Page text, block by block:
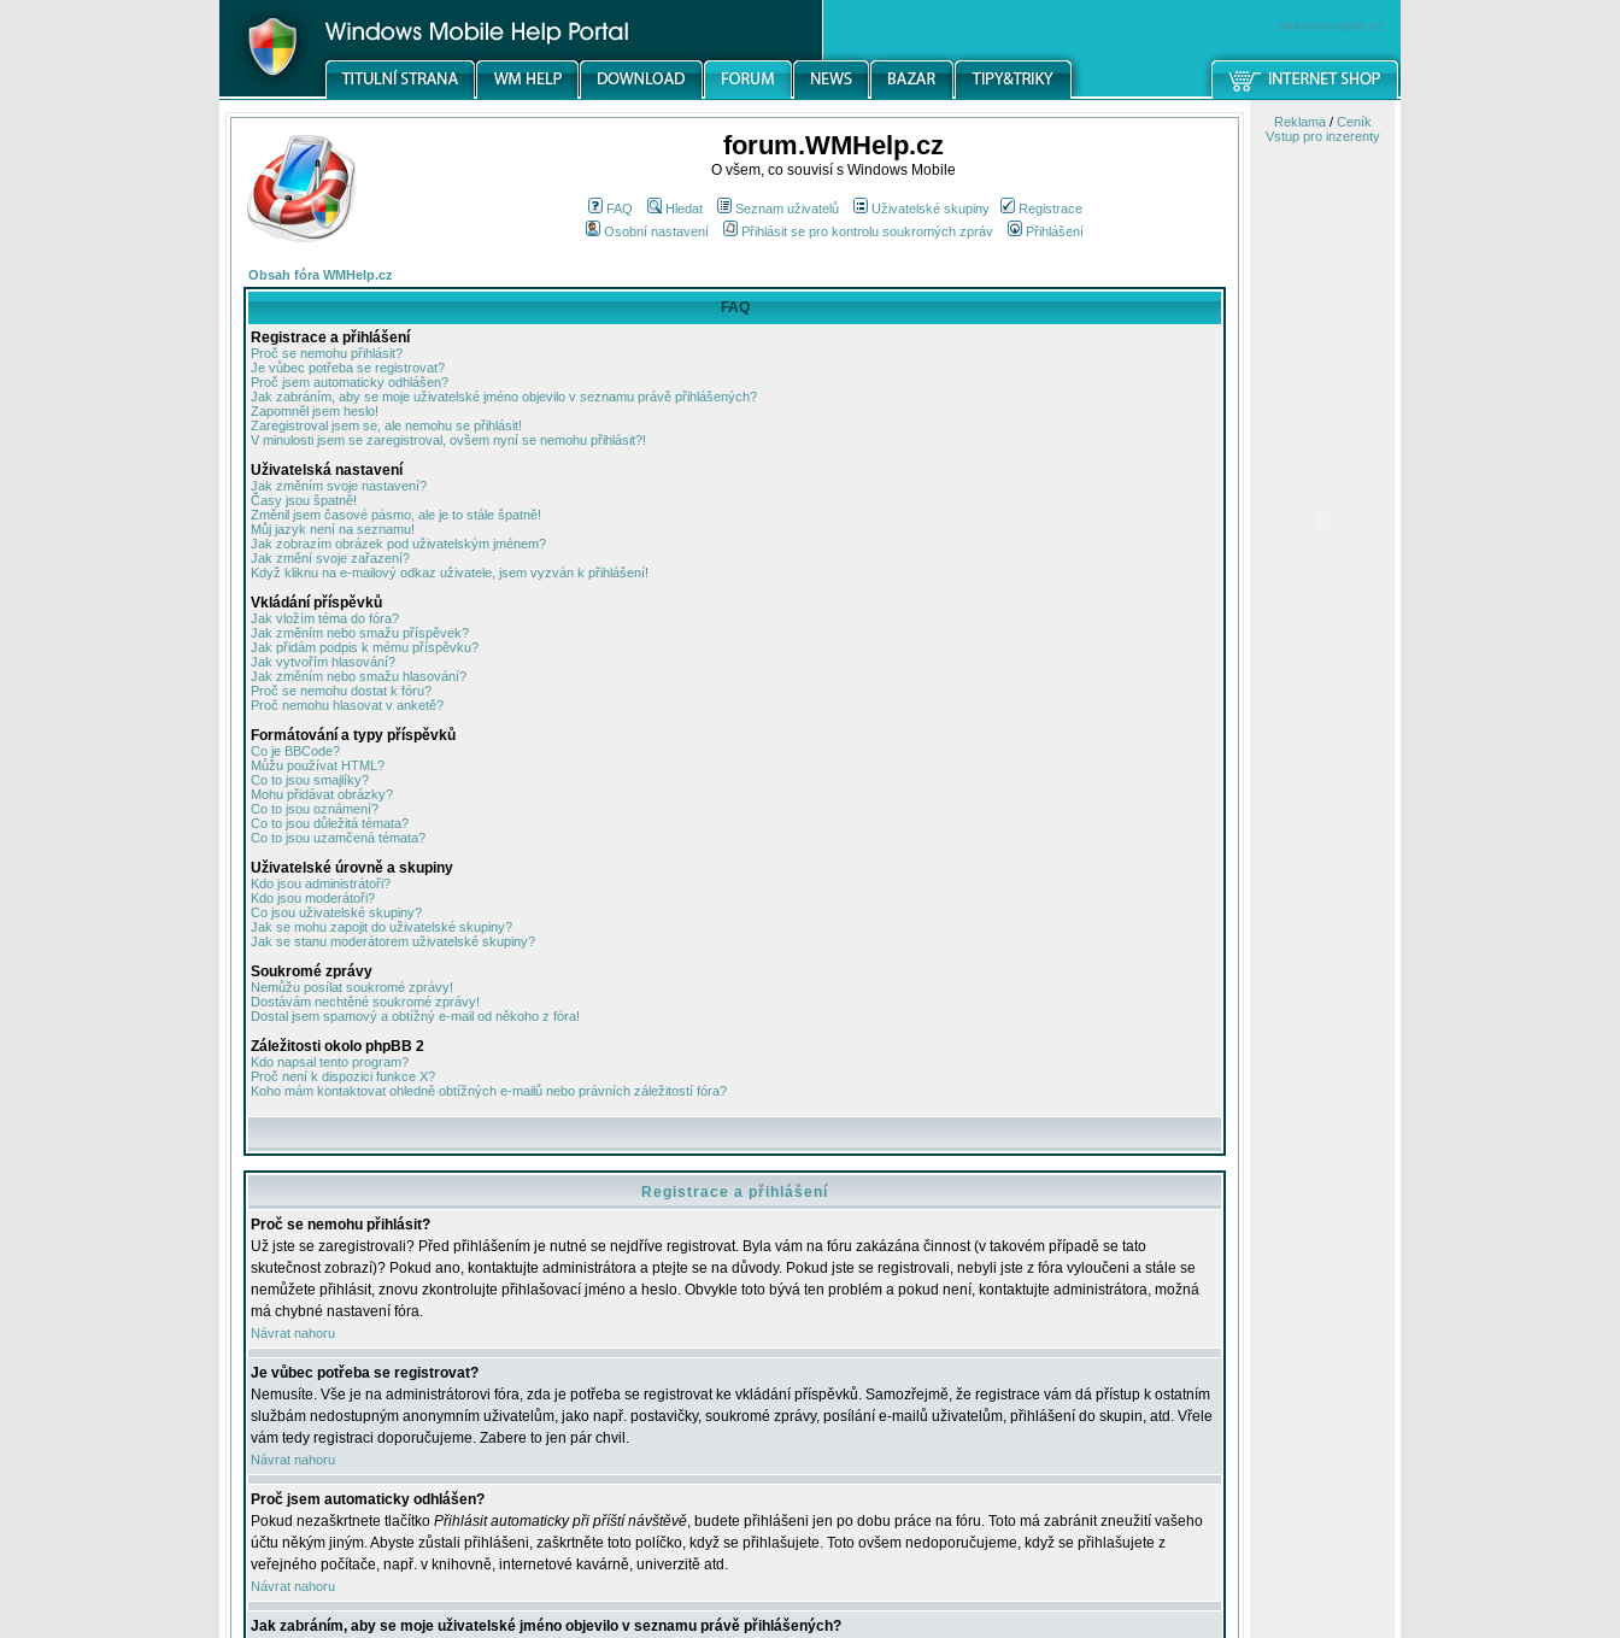
windowsmobile.cz
forum.WMHelp.cz
O všem, co souvisí s Windows Mobile
FAQ Hledat Seznam uživatelů Uživatelské skupiny
Registrace
Osobní nastavení
Přihlásit se pro kontrolu soukromých zpráv Přihlášení
Obsah fóra WMHelp.cz
FAQ
Registrace a přihlášení
Proč se nemohu přihlásit?
Je vůbec potřeba se registrovat?
Proč jsem automaticky odhlášen?
Jak zabráním, aby se moje uživatelské jméno objevilo v seznamu právě přihlášených?
Zapomněl jsem heslo!
Zaregistroval jsem se, ale nemohu se přihlásit!
V minulosti jsem se zaregistroval, ovšem nyní se nemohu přihlásit?!
Uživatelská nastavení
Jak změním svoje nastavení?
Časy jsou špatně!
Změnil jsem časové pásmo, ale je to stále špatně!
Můj jazyk není na seznamu!
Jak zobrazím obrázek pod uživatelským jménem?
Jak změní svoje zařazení?
Když kliknu na e-mailový odkaz uživatele, jsem vyzván k přihlášení!
Vkládání příspěvků
Jak vložím téma do fóra?
Jak změním nebo smažu příspěvek?
Jak přidám podpis k mému příspěvku?
Jak vytvořím hlasování?
Jak změním nebo smažu hlasování?
Proč se nemohu dostat k fóru?
Proč nemohu hlasovat v anketě?
Formátování a typy příspěvků
Co je BBCode?
Můžu používat HTML?
Co to jsou smajlíky?
Mohu přidávat obrázky?
Co to jsou oznámení?
Co to jsou důležitá témata?
Co to jsou uzamčená témata?
Uživatelské úrovně a skupiny
Kdo jsou administrátoři?
Kdo jsou moderátoři?
Co jsou uživatelské skupiny?
Jak se mohu zapojit do uživatelské skupiny?
Jak se stanu moderátorem uživatelské skupiny?
Soukromé zprávy
Nemůžu posílat soukromé zprávy!
Dostávám nechtěné soukromé zprávy!
Dostal jsem spamový a obtížný e-mail od někoho z fóra!
Záležitosti okolo phpBB 2
Kdo napsal tento program?
Proč není k dispozici funkce X?
Koho mám kontaktovat ohledně obtížných e-mailů nebo právních záležitostí fóra?
Registrace a přihlášení
Proč se nemohu přihlásit?
Už jste se zaregistrovali? Před přihlášením je nutné se nejdříve registrovat. Byla vám na fóru zakázána činnost (v takovém případě se tato
skutečnost zobrazí)? Pokud ano, kontaktujte administrátora a ptejte se na důvody. Pokud jste se registrovali, nebyli jste z fóra vyloučeni a stále se
nemůžete přihlásit, znovu zkontrolujte přihlašovací jméno a heslo. Obvykle toto bývá ten problém a pokud není, kontaktujte administrátora, možná
má chybné nastavení fóra.
Návrat nahoru
Je vůbec potřeba se registrovat?
Nemusíte. Vše je na administrátorovi fóra, zda je potřeba se registrovat ke vkládání příspěvků. Samozřejmě, že registrace vám dá přístup k ostatním
službám nedostupným anonymním uživatelům, jako např. postavičky, soukromé zprávy, posílání e-mailů uživatelům, přihlášení do skupin, atd. Vřele
vám tedy registraci doporučujeme. Zabere to jen pár chvil.
Návrat nahoru
Proč jsem automaticky odhlášen?
Pokud nezaškrtnete tlačítko Přihlásit automaticky při příští návštěvě, budete přihlášeni jen po dobu práce na fóru. Toto má zabránit zneužití vašeho
účtu někým jiným. Abyste zůstali přihlášeni, zaškrtněte toto políčko, když se přihlašujete. Toto ovšem nedoporučujeme, když se přihlašujete z
veřejného počítače, např. v knihovně, internetové kavárně, univerzitě atd.
Návrat nahoru
Jak zabráním, aby se moje uživatelské jméno objevilo v seznamu právě přihlášených?
Reklama/ Ceník
Vstup pro inzerenty